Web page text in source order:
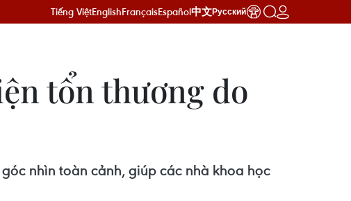
Tiếng ViệtEnglishFrançaisEspañol中文Русский
tổn thương do
nhìn toàn cảnh, giúp các nhà khoa học